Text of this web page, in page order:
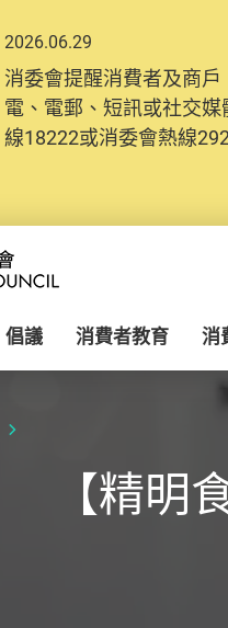
2026.06.29
消委會提醒消費者及商
電、電郵、短訊或社交
線18222或消委會熱線
倡議 消費者教育 消
【精